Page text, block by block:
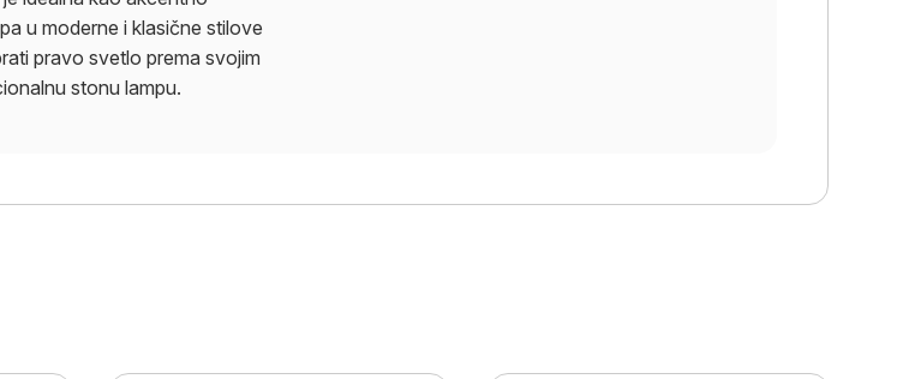
u moderne i klasične stilove
pravo svetlo prema svojim
stonu lampu.